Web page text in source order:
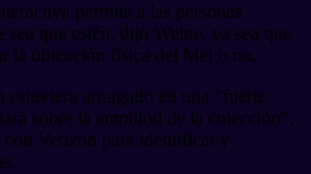
permite a las personas
que estén, dijo Weine, ya sea que
la ubicación física del Met o no.
estuviera arraigado en una "fuerte
sobre la amplitud de la colección",
Verizon para identificar y